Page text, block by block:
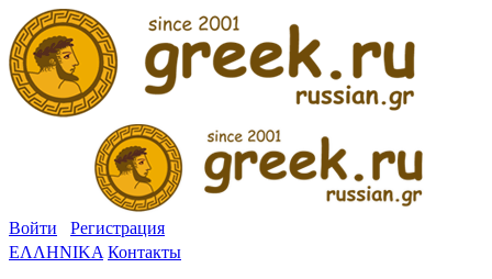
Войти
Регистрация
ΕΛΛΗΝΙΚΑ Контакты